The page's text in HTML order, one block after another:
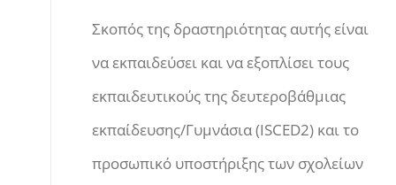
Σκοπός της δραστηριότητας αυτής είναι
να εκπαιδεύσει και να εξοπλίσει τους
εκπαιδευτικούς της δευτεροβάθμιας
εκπαίδευσης/Γυμνάσια (ISCED2) και το
προσωπικό υποστήριξης των σχολείων